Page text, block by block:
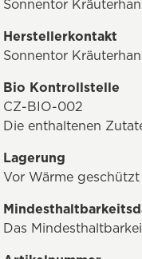
Sonnentor
Herstellerkontakt
Sonnentor
Bio Kontrollstelle
CZ-BIO-002
Die enthaltenen
Lagerung
Vor Wärme
Das